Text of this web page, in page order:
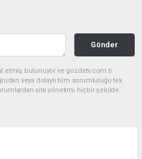
Gönder
etmiş bulunuyor ve gozdetv.com.tr
veya dolaylı tüm sorumluluğu tek
site yönetimi hiçbir şekilde